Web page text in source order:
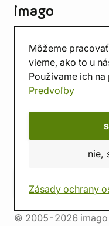
Môžeme
vieme, ako to u
Používame ich
Predvoľby
nie,
Zásady ochrany
imago
Predajňa
Herňa
O nás
Hodnotenie obchodu
© 2005-2026 imago